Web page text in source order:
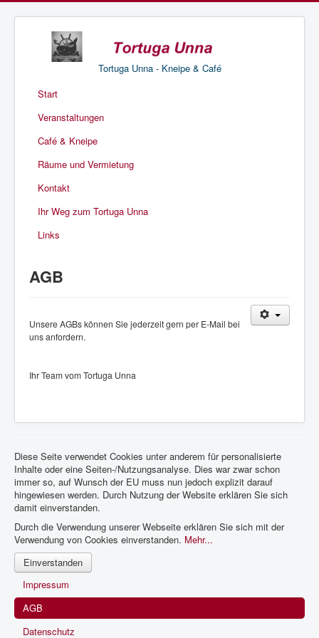
Tortuga Unna - Kneipe & Café
Start
Veranstaltungen
Café & Kneipe
Räume und Vermietung
Kontakt
Ihr Weg zum Tortuga Unna
Links
AGB
Unsere AGBs können Sie jederzeit gern per E-Mail bei
uns anfordern.
Ihr Team vom Tortuga Unna
Diese Seite verwendet Cookies unter anderem für personalisierte
Inhalte oder eine Seiten-/Nutzungsanalyse. Dies war zwar schon
immer so, auf Wunsch der EU muss nun jedoch explizit darauf
hingewiesen werden. Durch Nutzung der Website erklären Sie sich
damit einverstanden.
Durch die Verwendung unserer Webseite erklären Sie sich mit der
Verwendung von Cookies einverstanden. Mehr...
Einverstanden
Impressum
AGB
Datenschutz